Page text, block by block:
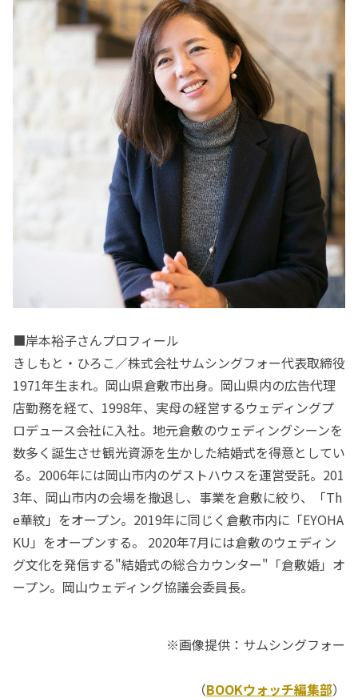
■岸本裕子さんプロフィール
きしもと・ひろこ／株式会社サムシングフォー代表取締役
1971年生まれ。岡山県倉敷市出身。岡山県内の広告代理
店勤務を経て、1998年、実母の経営するウェディングプ
ロデュース会社に入社。地元倉敷のウェディングシーンを
数多く誕生させ観光資源を生かした結婚式を得意としてい
る。2006年には岡山市内のゲストハウスを運営受託。201
3年、岡山市内の会場を撤退し、事業を倉敷に絞り、「Th
e華紋」をオープン。2019年に同じく倉敷市内に「EYOHA
KU」をオープンする。 2020年7月には倉敷のウェディン
グ文化を発信する"結婚式の総合カウンター"「倉敷婚」オ
ープン。岡山ウェディング協議会委員長。
※画像提供：サムシングフォー
（BOOKウォッチ編集部）